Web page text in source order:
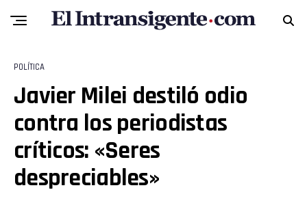
POLÍTICA
Javier Milei destiló odio
contra los periodistas
críticos: «Seres
despreciables»